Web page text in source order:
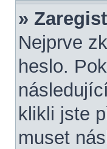
»
Nejprve
heslo.
klikli jste
muset